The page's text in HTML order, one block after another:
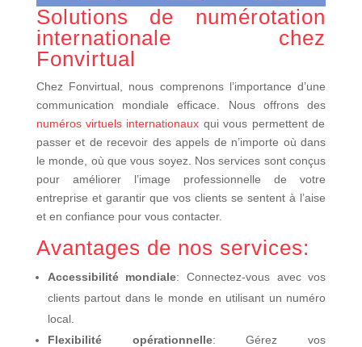
Solutions de numérotation
internationale chez
Fonvirtual
Chez Fonvirtual, nous comprenons l’importance d’une
communication mondiale efficace. Nous offrons des
numéros virtuels internationaux qui vous permettent de
passer et de recevoir des appels de n’importe où dans
le monde, où que vous soyez. Nos services sont conçus
pour améliorer l’image professionnelle de votre
entreprise et garantir que vos clients se sentent à l’aise
et en confiance pour vous contacter.
Avantages de nos services:
Accessibilité mondiale: Connectez-vous avec vos
clients partout dans le monde en utilisant un numéro
local.
Flexibilité opérationnelle: Gérez vos